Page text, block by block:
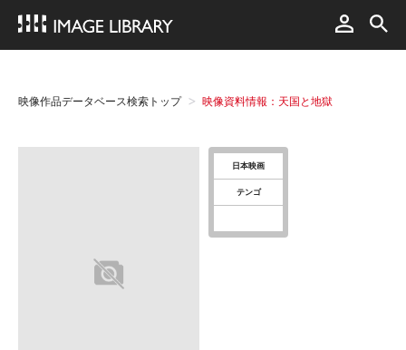
映像作品データベース検索トップ 映像資料情報：天国と地獄
日本映画
テンゴ